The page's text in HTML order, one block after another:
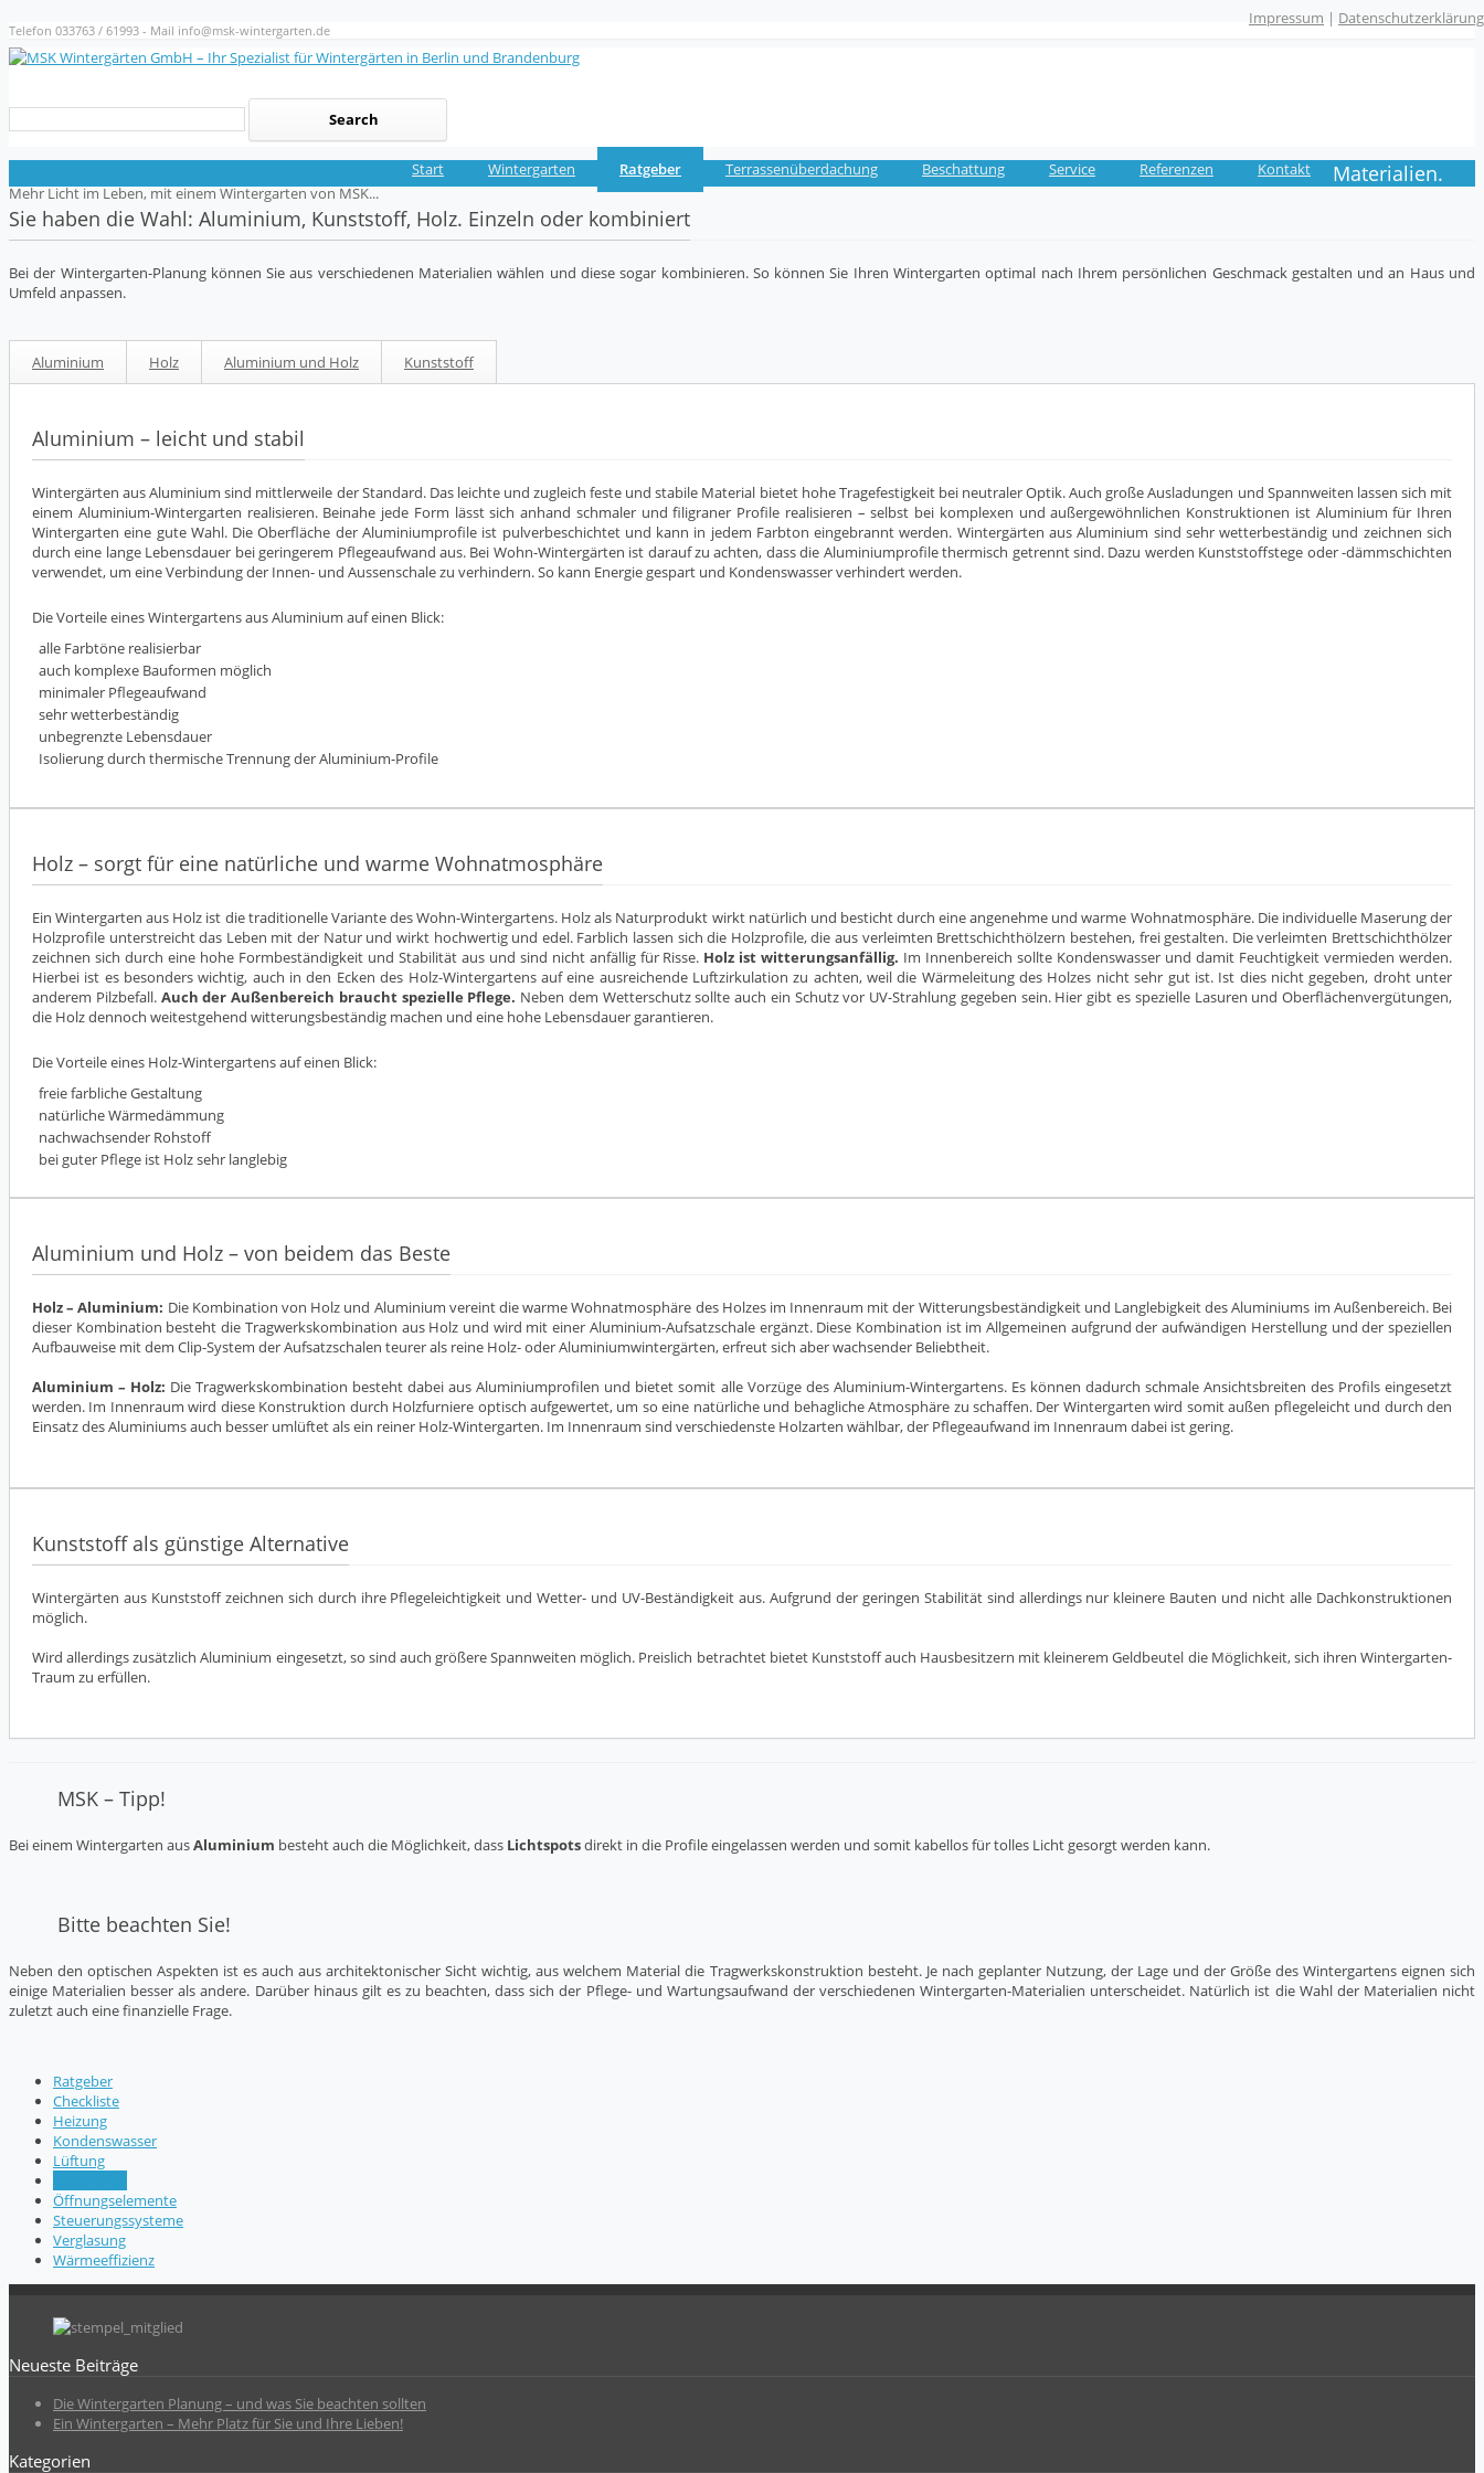
Telefon 033763 / 61993 - Mail info@msk-wintergarten.de
Mehr Licht im Leben, mit einem Wintergarten von MSK...
Start Wintergarten Ratgeber Terrassenüberdachung Beschattung Service Referenzen Kontakt
Materialien.
Sie haben die Wahl: Aluminium, Kunststoff, Holz. Einzeln oder kombiniert
Bei der Wintergarten-Planung können Sie aus verschiedenen Materialien wählen und diese sogar kombinieren. So können Sie Ihren Wintergarten optimal nach Ihrem persönlichen Geschmack gestalten und an Haus und
Umfeld anpassen.
Aluminium Holz Aluminium und Holz Kunststoff
Aluminium – leicht und stabil
Wintergärten aus Aluminium sind mittlerweile der Standard. Das leichte und zugleich feste und stabile Material bietet hohe Tragefestigkeit bei neutraler Optik. Auch große Ausladungen und Spannweiten lassen sich mit
einem Aluminium-Wintergarten realisieren. Beinahe jede Form lässt sich anhand schmaler und filigraner Profile realisieren – selbst bei komplexen und außergewöhnlichen Konstruktionen ist Aluminium für Ihren
Wintergarten eine gute Wahl. Die Oberfläche der Aluminiumprofile ist pulverbeschichtet und kann in jedem Farbton eingebrannt werden. Wintergärten aus Aluminium sind sehr wetterbeständig und zeichnen sich
durch eine lange Lebensdauer bei geringerem Pflegeaufwand aus. Bei Wohn-Wintergärten ist darauf zu achten, dass die Aluminiumprofile thermisch getrennt sind. Dazu werden Kunststoffstege oder -dämmschichten
verwendet, um eine Verbindung der Innen- und Aussenschale zu verhindern. So kann Energie gespart und Kondenswasser verhindert werden.
Die Vorteile eines Wintergartens aus Aluminium auf einen Blick:
alle Farbtöne realisierbar
auch komplexe Bauformen möglich
minimaler Pflegeaufwand
sehr wetterbeständig
unbegrenzte Lebensdauer
Isolierung durch thermische Trennung der Aluminium-Profile
Holz – sorgt für eine natürliche und warme Wohnatmosphäre
Ein Wintergarten aus Holz ist die traditionelle Variante des Wohn-Wintergartens. Holz als Naturprodukt wirkt natürlich und besticht durch eine angenehme und warme Wohnatmosphäre. Die individuelle Maserung der
Holzprofile unterstreicht das Leben mit der Natur und wirkt hochwertig und edel. Farblich lassen sich die Holzprofile, die aus verleimten Brettschichthölzern bestehen, frei gestalten. Die verleimten Brettschichthölzer
zeichnen sich durch eine hohe Formbeständigkeit und Stabilität aus und sind nicht anfällig für Risse. Holz ist witterungsanfällig. Im Innenbereich sollte Kondenswasser und damit Feuchtigkeit vermieden werden.
Hierbei ist es besonders wichtig, auch in den Ecken des Holz-Wintergartens auf eine ausreichende Luftzirkulation zu achten, weil die Wärmeleitung des Holzes nicht sehr gut ist. Ist dies nicht gegeben, droht unter
anderem Pilzbefall. Auch der Außenbereich braucht spezielle Pflege. Neben dem Wetterschutz sollte auch ein Schutz vor UV-Strahlung gegeben sein. Hier gibt es spezielle Lasuren und Oberflächenvergütungen,
die Holz dennoch weitestgehend witterungsbeständig machen und eine hohe Lebensdauer garantieren.
Die Vorteile eines Holz-Wintergartens auf einen Blick:
freie farbliche Gestaltung
natürliche Wärmedämmung
nachwachsender Rohstoff
bei guter Pflege ist Holz sehr langlebig
Aluminium und Holz – von beidem das Beste
Holz – Aluminium: Die Kombination von Holz und Aluminium vereint die warme Wohnatmosphäre des Holzes im Innenraum mit der Witterungsbeständigkeit und Langlebigkeit des Aluminiums im Außenbereich. Bei
dieser Kombination besteht die Tragwerkskombination aus Holz und wird mit einer Aluminium-Aufsatzschale ergänzt. Diese Kombination ist im Allgemeinen aufgrund der aufwändigen Herstellung und der speziellen
Aufbauweise mit dem Clip-System der Aufsatzschalen teurer als reine Holz- oder Aluminiumwintergärten, erfreut sich aber wachsender Beliebtheit.
Aluminium – Holz: Die Tragwerkskombination besteht dabei aus Aluminiumprofilen und bietet somit alle Vorzüge des Aluminium-Wintergartens. Es können dadurch schmale Ansichtsbreiten des Profils eingesetzt
werden. Im Innenraum wird diese Konstruktion durch Holzfurniere optisch aufgewertet, um so eine natürliche und behagliche Atmosphäre zu schaffen. Der Wintergarten wird somit außen pflegeleicht und durch den
Einsatz des Aluminiums auch besser umlüftet als ein reiner Holz-Wintergarten. Im Innenraum sind verschiedenste Holzarten wählbar, der Pflegeaufwand im Innenraum dabei ist gering.
Kunststoff als günstige Alternative
Wintergärten aus Kunststoff zeichnen sich durch ihre Pflegeleichtigkeit und Wetter- und UV-Beständigkeit aus. Aufgrund der geringen Stabilität sind allerdings nur kleinere Bauten und nicht alle Dachkonstruktionen
möglich.
Wird allerdings zusätzlich Aluminium eingesetzt, so sind auch größere Spannweiten möglich. Preislich betrachtet bietet Kunststoff auch Hausbesitzern mit kleinerem Geldbeutel die Möglichkeit, sich ihren Wintergarten-
Traum zu erfüllen.
MSK – Tipp!
Bei einem Wintergarten ausAluminium besteht auch die Möglichkeit, dass Lichtspotsdirekt in die Profile eingelassen werden und somit kabellos für tolles Licht gesorgt werden kann.
Bitte beachten Sie!
Neben den optischen Aspekten ist es auch aus architektonischer Sicht wichtig, aus welchem Material die Tragwerkskonstruktion besteht. Je nach geplanter Nutzung, der Lage und der Größe des Wintergartens eignen sich
einige Materialien besser als andere. Darüber hinaus gilt es zu beachten, dass sich der Pflege- und Wartungsaufwand der verschiedenen Wintergarten-Materialien unterscheidet. Natürlich ist die Wahl der Materialien nicht
zuletzt auch eine finanzielle Frage.
Ratgeber
Checkliste
Heizung
Kondenswasser
Lüftung
Öffnungselemente
Steuerungssysteme
Verglasung
Wärmeeffizienz
Neueste Beiträge
Die Wintergarten Planung – und was Sie beachten sollten
Ein Wintergarten – Mehr Platz für Sie und Ihre Lieben!
Kategorien
Impressum | Datenschutzerklärung